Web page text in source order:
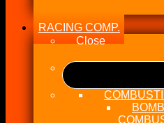
RACING COMP.
Close